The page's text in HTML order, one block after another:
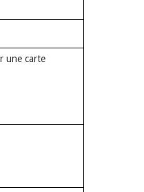
une carte